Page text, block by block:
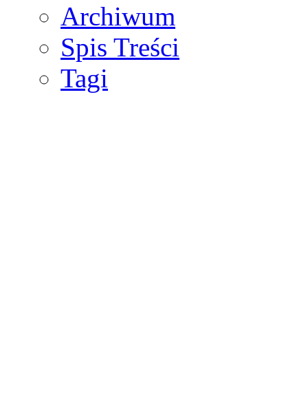
Archiwum
Spis Treści
Tagi